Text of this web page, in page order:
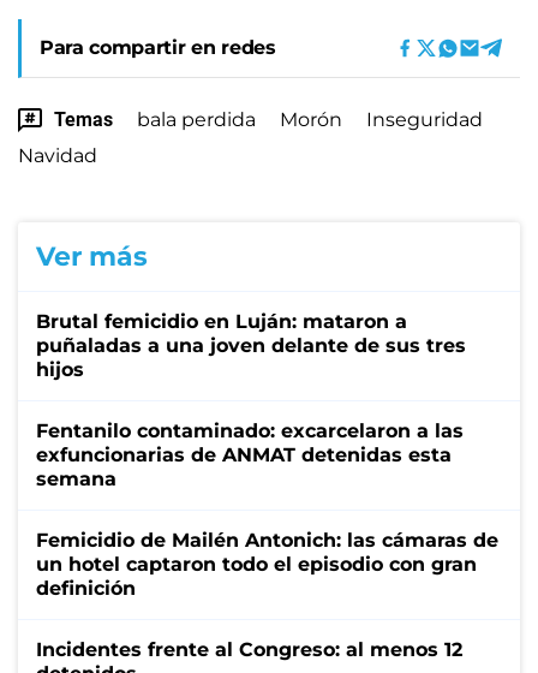
Para compartir en redes
Temas bala perdida Morón
Inseguridad
Navidad
Ver más
Brutal femicidio en Luján: mataron a
puñaladas a una joven delante de sus tres
hijos
Fentanilo contaminado: excarcelaron a las
exfuncionarias de ANMAT detenidas esta
semana
Femicidio de Mailén Antonich: las cámaras de
un hotel captaron todo el episodio con gran
definición
Incidentes frente al Congreso: al menos 12